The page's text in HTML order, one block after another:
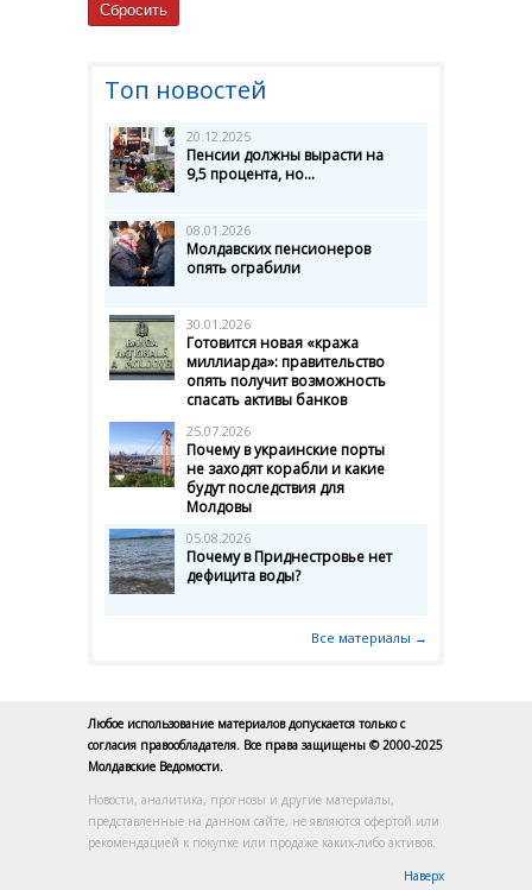
Топ новостей
20.12.2025
Пенсии должны вырасти на
9,5 процента, но...
08.01.2026
Молдавских пенсионеров
опять ограбили
30.01.2026
Готовится новая «кража
миллиарда»: правительство
опять получит возможность
спасать активы банков
25.07.2026
Почему в украинские порты
не заходят корабли и какие
будут последствия для
Молдовы
05.08.2026
Почему в Приднестровье нет
дефицита воды?
Все материалы →
Любое использование материалов допускается только с
согласия правообладателя. Все права защищены © 2000-2025
Молдавские Ведомости.
Новости, аналитика, прогнозы и другие материалы,
представленные на данном сайте, не являются офертой или
рекомендацией к покупке или продаже каких-либо активов.
Наверх